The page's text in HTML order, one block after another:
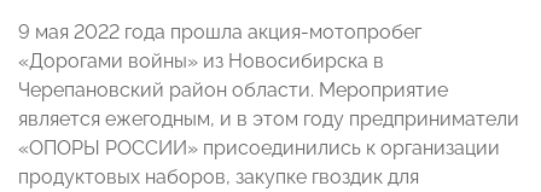
9 мая 2022 года прошла акция-мотопробег
«Дорогами войны» из Новосибирска в
Черепановский район области. Мероприятие
является ежегодным, и в этом году предприниматели
«ОПОРЫ РОССИИ» присоединились к организации
продуктовых наборов, закупке гвоздик для